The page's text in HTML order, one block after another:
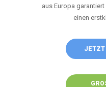
aus Europa
einen
JETZT